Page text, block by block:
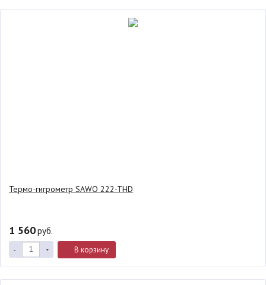
Термо-гигрометр SAWO 222-THD
1 560руб.
- + В корзину